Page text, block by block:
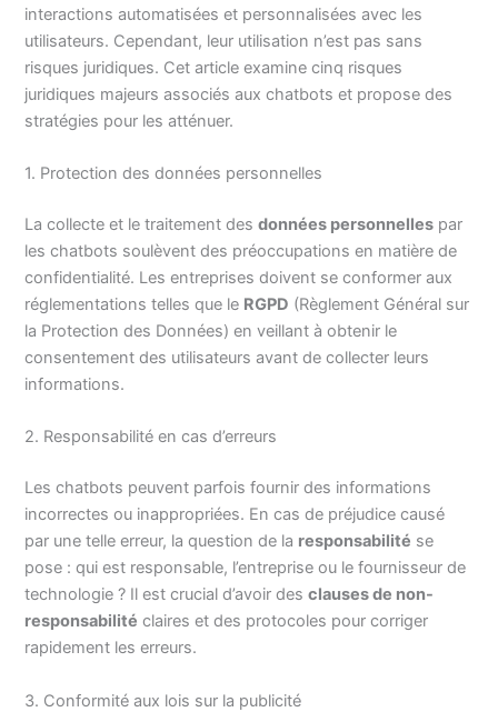
interactions automatisées et personnalisées avec les
utilisateurs. Cependant, leur utilisation n’est pas sans
risques juridiques. Cet article examine cinq risques
juridiques majeurs associés aux chatbots et propose des
stratégies pour les atténuer.
1. Protection des données personnelles
La collecte et le traitement desdonnées personnelles par
les chatbots soulèvent des préoccupations en matière de
confidentialité. Les entreprises doivent se conformer aux
réglementations telles que le RGPD (Règlement Général sur
la Protection des Données) en veillant à obtenir le
consentement des utilisateurs avant de collecter leurs
informations.
2. Responsabilité en cas d’erreurs
Les chatbots peuvent parfois fournir des informations
incorrectes ou inappropriées. En cas de préjudice causé
par une telle erreur, la question de la responsabilité se
pose : qui est responsable, l’entreprise ou le fournisseur de
technologie ? Il est crucial d’avoir desclauses de non-
responsabilité claires et des protocoles pour corriger
rapidement les erreurs.
3. Conformité aux lois sur la publicité